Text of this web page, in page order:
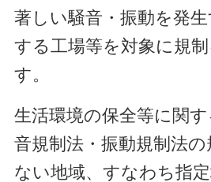
著しい騒音・振動を発
する工場等を対象に規
す。
生活環境の保全等に関
音規制法・振動規制法
ない地域、すなわち指